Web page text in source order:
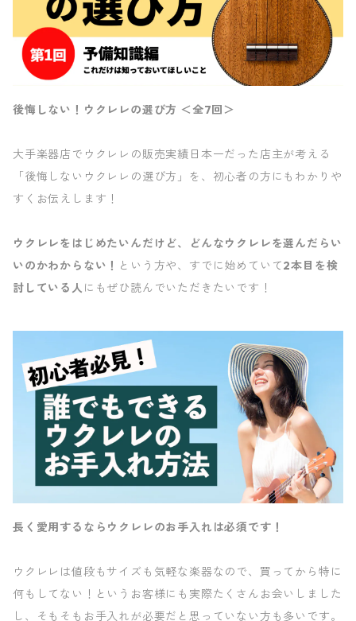
後悔しない！ウクレレの選び方 ＜全7回＞
大手楽器店でウクレレの販売実績日本一だった店主が考える
「後悔しないウクレレの選び方」を、初心者の方にもわかりや
すくお伝えします！
ウクレレをはじめたいんだけど、どんなウクレレを選んだらい
いのかわからない！ という方や、すでに始めていて2本目を検
討している人 にもぜひ読んでいただきたいです！
長く愛用するならウクレレのお手入れは必須です！
ウクレレは値段もサイズも気軽な楽器なので、買ってから特に
何もしてない！というお客様にも実際たくさんお会いしました
し、そもそもお手入れが必要だと思っていない方も多いです。